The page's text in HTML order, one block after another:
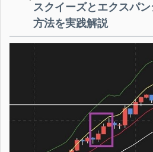
スクイーズとエクスパ
方法を実践解説